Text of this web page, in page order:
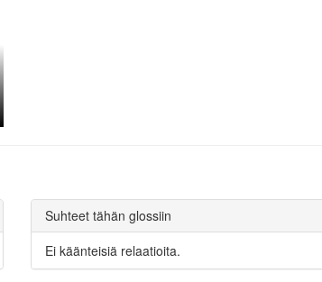
Suhteet tähän glossiin
Ei käänteisiä relaatioita.